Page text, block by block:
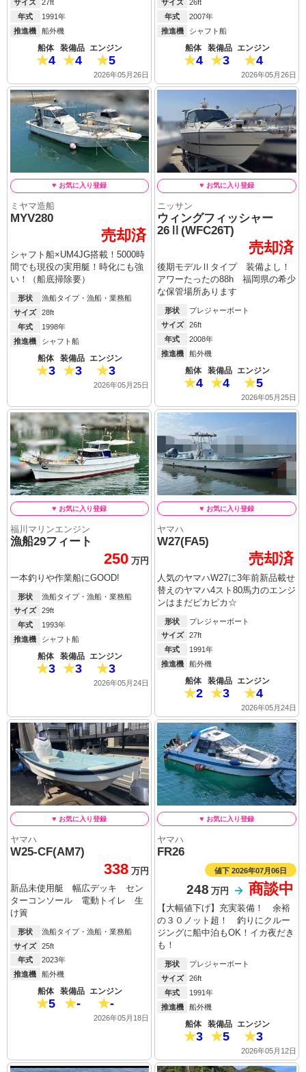
サイズ
27ft
年式
1991年
推進機
船外機
船体
4
装備品
4
エンジン
5
2026年05月26日
サイズ
26ft
年式
2007年
推進機
シャフト船
船体
4
装備品
3
エンジン
4
2026年05月26日
ミヤマ造船
MYV280
売却済
シャフト船×UM4JG搭載！5000時
間でも現役の実用艇！時化にも強
い！（船底掃除要）
形状
漁船タイプ・漁船・業務船
サイズ
28ft
年式
1998年
推進機
シャフト船
船体
3
装備品
3
エンジン
3
2026年05月25日
ニッサン
ウィングフィッシャー
26Ⅱ(WFC26T)
売却済
後期モデルⅡタイプ 装備よし！
アワーたったの88h 福岡県の希少
な保管場所あります
形状
プレジャーボート
サイズ
26ft
年式
2008年
推進機
船外機
船体
4
装備品
4
エンジン
5
2026年05月25日
福川マリンエンジン
漁船29フィート
250 万円
一本釣りや作業船にGOOD!
形状
漁船タイプ・漁船・業務船
サイズ
29ft
年式
1993年
推進機
シャフト船
船体
3
装備品
3
エンジン
3
2026年05月24日
ヤマハ
W27(FA5)
売却済
人気のヤマハW27に3年前新品載せ
替えのヤマハ4スト80馬力のエンジ
ンはまだピカピカ☆
形状
プレジャーボート
サイズ
27ft
年式
1991年
推進機
船外機
船体
2
装備品
3
エンジン
4
2026年05月24日
ヤマハ
W25-CF(AM7)
338 万円
新品未使用艇 幅広デッキ セン
ターコンソール 電動トイレ 生
け簀
形状
漁船タイプ・漁船・業務船
サイズ
25ft
年式
2023年
推進機
船外機
船体
5
装備品
-
エンジン
-
2026年05月18日
ヤマハ
FR26
値下 2026年07月06日
248 万円 商談中
【大幅値下げ】充実装備！ 余裕
の３０ノット超！ 釣りにクルー
ジングに船中泊もOK！イカ夜だき
も！
形状
プレジャーボート
サイズ
26ft
年式
1991年
推進機
船外機
船体
3
装備品
5
エンジン
3
2026年05月12日